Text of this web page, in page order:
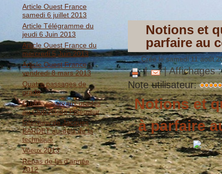
Article Ouest France
samedi 6 juillet 2013
Article Télégramme du
jeudi 6 Juin 2013
Article Ouest France du
mercredi 5 Juin 2013
Article Ouest France
vendredi 8 mars 2013
Quatre passages de
grade
Quatre nouveaux gradés
au Club Aïkido Ploemeur
Interview de Jacques
BARDET au-delà de la
technique
Voeux 2013
Repas de fin d'année
2012
Notions et
parfaire au
Créé le samedi 11 août
|
| Affichages
Note utilisateur:
Notions et
à parfaire